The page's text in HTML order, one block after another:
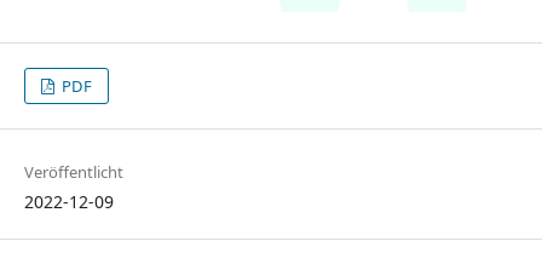
PDF
Veröffentlicht
2022-12-09